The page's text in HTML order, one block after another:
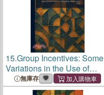
15.Group Incentives: Some
Variations in the Use of
Group Bonus and Gang
Piece Work
無庫存